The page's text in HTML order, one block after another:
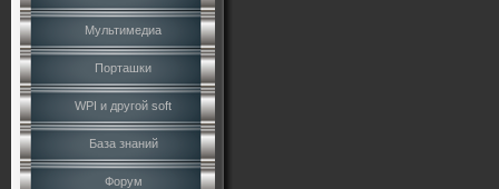
Мультимедиа
Порташки
WPI и другой soft
База знаний
Форум